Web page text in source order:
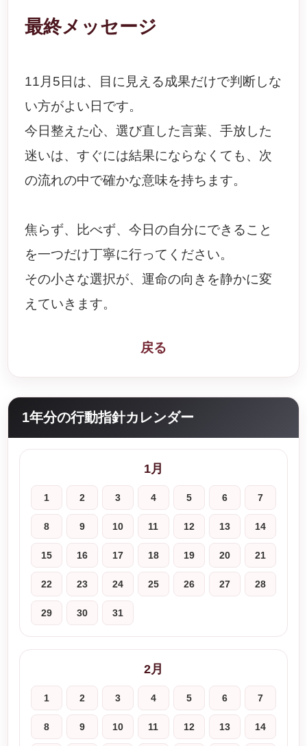
最終メッセージ
11月5日は、目に見える成果だけで判断しな
い方がよい日です。
今日整えた心、選び直した言葉、手放した
迷いは、すぐには結果にならなくても、次
の流れの中で確かな意味を持ちます。
焦らず、比べず、今日の自分にできること
を一つだけ丁寧に行ってください。
その小さな選択が、運命の向きを静かに変
えていきます。
戻る
1年分の行動指針カレンダー
1月
1 2 3 4 5 6 7
8 9 10 11 12 13 14
15 16 17 18 19 20 21
22 23 24 25 26 27 28
29 30 31
2月
1 2 3 4 5 6 7
8 9 10 11 12 13 14